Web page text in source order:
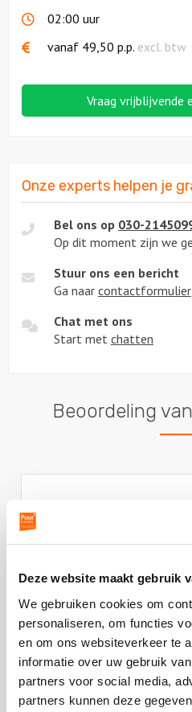
Deze website maakt gebruik
We gebruiken cookies om
personaliseren, om functies
en om ons websiteverkeer te
informatie over uw gebruik
partners voor social media,
partners kunnen deze
02:00 uur
vanaf 49,50 p.p. excl. btw
Vraag vrijblijvende
Onze experts helpen je
Bel ons op 030-
Op dit moment zijn we
Stuur ons een bericht
Ga naar contactformulier
Chat met ons
Start met chatten
Beoordeling
reacties van mijn collega’s
opdrachten waren ook
verder